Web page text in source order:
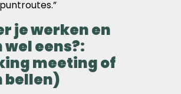
je werken en
eens?:
meeting of
bellen)